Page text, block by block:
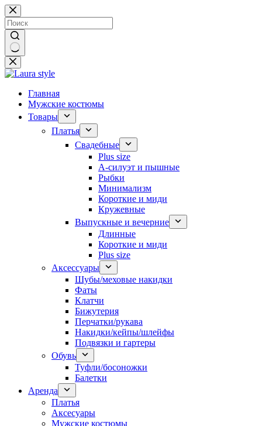
Перейти
к
сути
Ничего
не
Главная
Мужские костюмы
Товары
Платья
Свадебные
Plus size
А-силуэт и пышные
Рыбки
Минимализм
Короткие и миди
Кружевные
Выпускные и вечерние
Длинные
Короткие и миди
Plus size
Аксессуары
Шубы/меховые накидки
Фаты
Клатчи
Бижутерия
Перчатки/рукава
Накидки/кейпы/шлейфы
Подвязки и гартеры
Обувь
Туфли/босоножки
Балетки
Аренда
Платья
Аксесуары
Мужские костюмы